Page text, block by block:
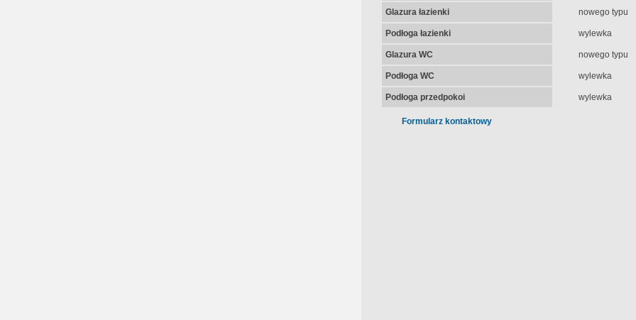
Glazura łazienki nowego typu
Podłoga łazienki wylewka
Glazura WC nowego typu
Podłoga WC wylewka
Podłoga przedpokoi wylewka
Formularz kontaktowy